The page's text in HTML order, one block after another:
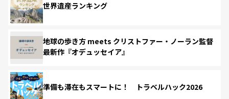
世界遺産ランキング
地球の歩き方 meets クリストファー・ノーラン監督
最新作『オデュッセイア』
準備も滞在もスマートに！ トラベルハック2026